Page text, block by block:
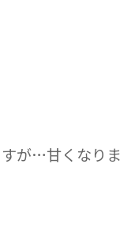
が…甘くなりま